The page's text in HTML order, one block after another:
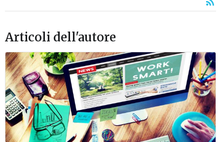
Articoli dell'autore